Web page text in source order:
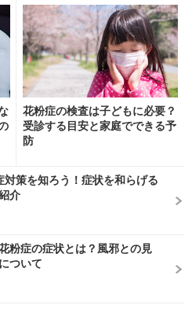
花粉症の検査は子どもに必要？
受診する目安と家庭でできる予
防
対策を知ろう！症状を和らげる
介
粉症の症状とは？風邪との見
ついて